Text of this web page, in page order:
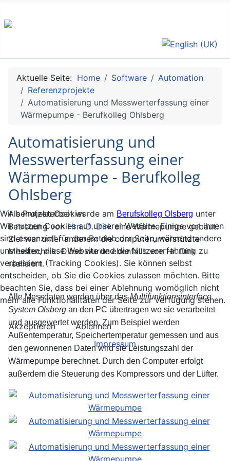
Sprache auswählen
Aktuelle Seite: Home Software
Automation
Referenzprojekte
Automatisierung und Messwerterfassung einer
Wärmepumpe - Berufkolleg Ohlsberg
Automatisierung und
Messwerterfassung einer
Wärmepumpe - Berufkolleg
Ohlsberg
Als Projektarbeit wurde am Berufskolleg Olsberg unter
Betreuung vonHrn. D. Dirkeine Wärmepumpe gebaut.
Ziel war unter anderem die computerunterstützte
Messtechnik. Diese wurde ebenfalls von Hr. Dirk
realisiert.
Alle Messdaten werden über dasMultifunktionsinterface
System Olsberg an den PC übertragen wo sie verarbeitet
und ausgewertet werden. Zum Beispiel werden
Außentemperatur, Speichertemperatur gemessen und aus
den gewonnenen Daten wird sie Leistungszahl der
Wärmepumpe berechnet. Durch den Computer erfolgt
außerdem die Steuerung des Kompressors und der Lüfter.
Wir benutzen Cookies
Wir nutzen Cookies auf unserer Website. Einige von ihnen
sind essenziell für den Betrieb der Seite, während andere
uns helfen, diese Website und die Nutzererfahrung zu
verbessern (Tracking Cookies). Sie können selbst
entscheiden, ob Sie die Cookies zulassen möchten. Bitte
beachten Sie, dass bei einer Ablehnung womöglich nicht
mehr alle Funktionalitäten der Seite zur Verfügung stehen.
Akzeptieren
Ablehnen
Impressum